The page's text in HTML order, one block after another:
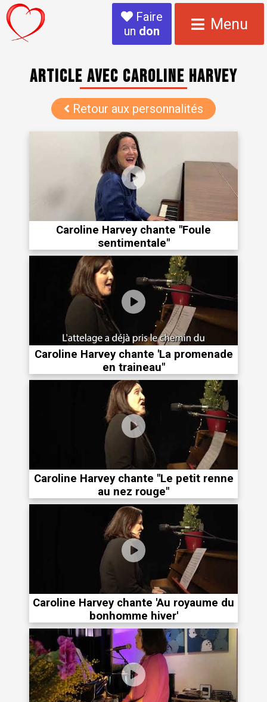
Faire
un don Menu
Article avec Caroline Harvey
Retour aux personnalités
Caroline Harvey chante "Foule
sentimentale"
Caroline Harvey chante 'La promenade
en traineau"
Caroline Harvey chante "Le petit renne
au nez rouge"
Caroline Harvey chante 'Au royaume du
bonhomme hiver'